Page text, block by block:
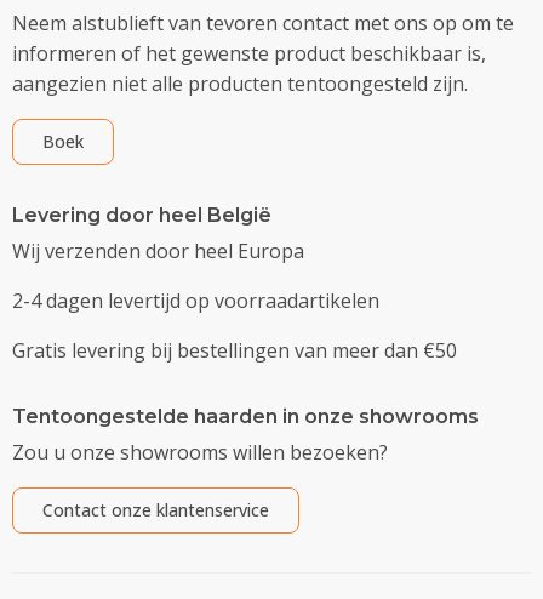
Neem alstublieft van tevoren contact met ons op om te
informeren of het gewenste product beschikbaar is,
aangezien niet alle producten tentoongesteld zijn.
Boek
Levering door heel België
Wij verzenden door heel Europa
2-4 dagen levertijd op voorraadartikelen
Gratis levering bij bestellingen van meer dan €50
Tentoongestelde haarden in onze showrooms
Zou u onze showrooms willen bezoeken?
Contact onze klantenservice